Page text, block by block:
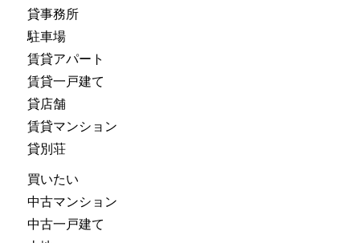
貸事務所
駐車場
賃貸アパート
賃貸一戸建て
貸店舗
賃貸マンション
貸別荘
買いたい
中古マンション
中古一戸建て